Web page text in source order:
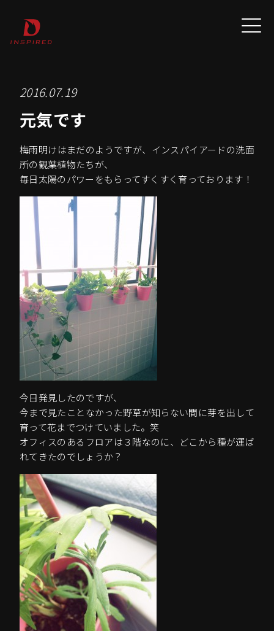
2016.07.19
元気です
梅雨明けはまだのようですが、インスパイアードの洗面
所の観葉植物たちが、
毎日太陽のパワーをもらってすくすく育っております！
今日発見したのですが、
今まで見たことなかった野草が知らない間に芽を出して
育って花までつけていました。笑
オフィスのあるフロアは３階なのに、どこから種が運ば
れてきたのでしょうか？